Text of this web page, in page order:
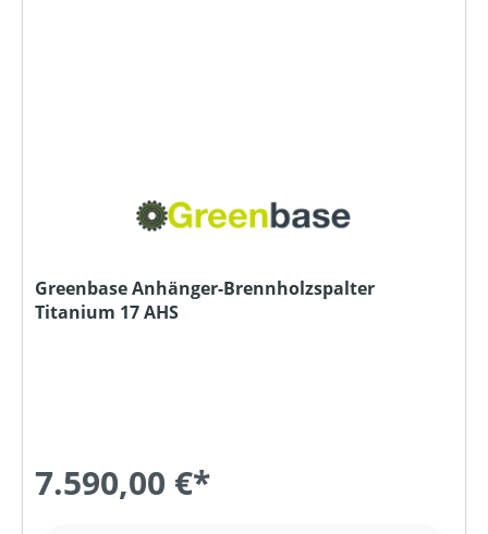
Greenbase Anhänger-Brennholzspalter
Titanium 17 AHS
7.590,00 €*